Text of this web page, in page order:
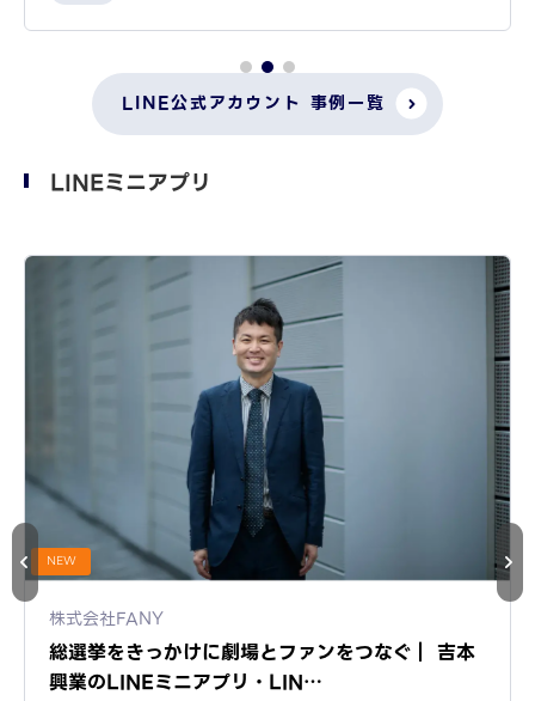
LINE公式アカウント 事例一覧
LINEミニアプリ
NEW
株式会社FANY
総選挙をきっかけに劇場とファンをつなぐ｜ 吉本
興業のLINEミニアプリ・LIN…